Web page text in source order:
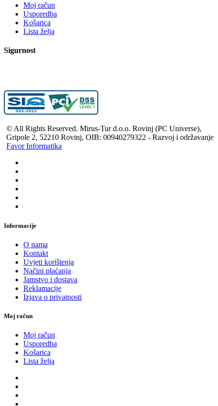
Moj račun
Usporedba
Košarica
Lista želja
Sigurnost
© All Rights Reserved. Mirus-Tur d.o.o. Rovinj (PC Universe),
Gripole 2, 52210 Rovinj, OIB: 00940279322 - Razvoj i održavanje
Favor Informatika
Informacije
O nama
Kontakt
Uvjeti korištenja
Načini plaćanja
Jamstvo i dostava
Reklamacije
Izjava o privatnosti
Moj račun
Moj račun
Usporedba
Košarica
Lista želja